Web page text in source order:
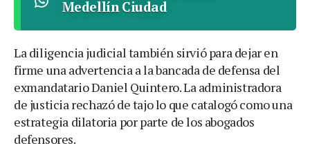
Medellín Ciudad
La diligencia judicial también sirvió para dejar en
firme una advertencia a la bancada de defensa del
exmandatario Daniel Quintero. La administradora
de justicia rechazó de tajo lo que catalogó como una
estrategia dilatoria por parte de los abogados
defensores.